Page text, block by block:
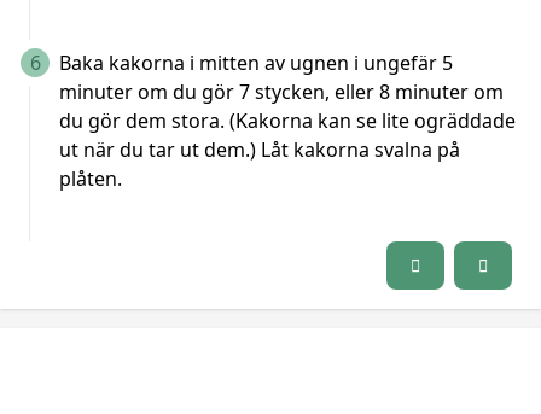
6
Baka kakorna i mitten av ugnen i ungefär 5
minuter om du gör 7 stycken, eller 8 minuter om
du gör dem stora. (Kakorna kan se lite ogräddade
ut när du tar ut dem.) Låt kakorna svalna på
plåten.